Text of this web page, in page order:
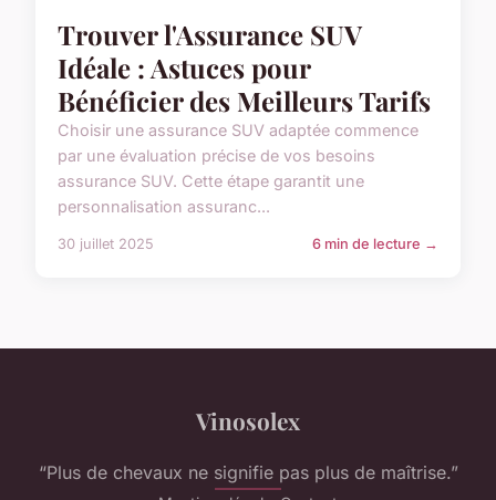
Trouver l'Assurance SUV
Idéale : Astuces pour
Bénéficier des Meilleurs Tarifs
Choisir une assurance SUV adaptée commence
par une évaluation précise de vos besoins
assurance SUV. Cette étape garantit une
personnalisation assuranc...
30 juillet 2025 6 min de lecture →
Vinosolex
“Plus de chevaux ne signifie pas plus de maîtrise.”